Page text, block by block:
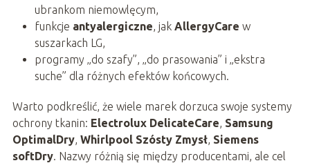
ubrankom niemowlęcym,
funkcje antyalergiczne, jak AllergyCare w
suszarkach LG,
programy „do szafy”, „do prasowania” i „ekstra
suche” dla różnych efektów końcowych.
Warto podkreślić, że wiele marek dorzuca swoje systemy
ochrony tkanin: Electrolux DelicateCare, Samsung
OptimalDry, Whirlpool Szósty Zmysł, Siemens
softDry. Nazwy różnią się między producentami, ale cel